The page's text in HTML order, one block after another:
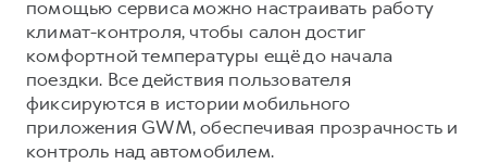
помощью сервиса можно настраивать работу
климат-контроля, чтобы салон достиг
комфортной температуры ещё до начала
поездки. Все действия пользователя
фиксируются в истории мобильного
приложения GWM, обеспечивая прозрачность и
контроль над автомобилем.